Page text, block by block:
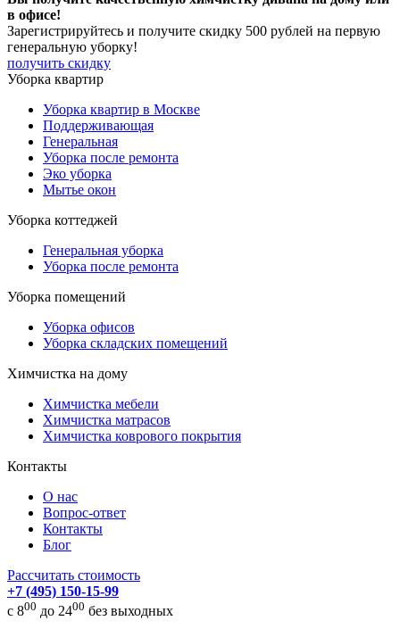
в офисе!
Зарегистрируйтесь и получите скидку 500 рублей на первую
генеральную уборку!
получить скидку
Уборка квартир
Уборка квартир в Москве
Поддерживающая
Генеральная
Уборка после ремонта
Эко уборка
Мытье окон
Уборка коттеджей
Генеральная уборка
Уборка после ремонта
Уборка помещений
Уборка офисов
Уборка складских помещений
Химчистка на дому
Химчистка мебели
Химчистка матрасов
Химчистка коврового покрытия
Контакты
О нас
Вопрос-ответ
Контакты
Блог
Рассчитать стоимость
+7 (495) 150-15-99
с 800 до 2400 без выходных